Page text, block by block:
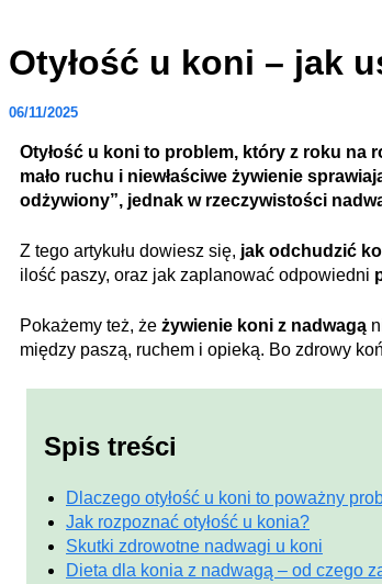
Otyłość u koni – jak
06/11/2025
Otyłość u koni to problem, który z roku na
mało ruchu i niewłaściwe żywienie
odżywiony”, jednak w rzeczywistości
Z tego artykułu dowiesz się, jak odchudzić
ilość paszy, oraz jak zaplanować odpowiedni
Pokażemy też, że żywienie koni z nadwagą
między paszą, ruchem i opieką. Bo zdrowy
Spis treści
Dlaczego otyłość u koni to poważny
Jak rozpoznać otyłość u konia?
Skutki zdrowotne nadwagi u koni
Dieta dla konia z nadwagą – od czego